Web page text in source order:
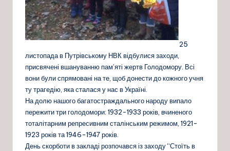
25
листопада в Путрівському НВК відбулися заходи,
присвячені вшануванню пам’яті жертв Голодомору. Всі
вони були спрямовані на те, щоб донести до кожного учня
ту трагедію, яка сталася у нас в Україні.
На долю нашого багатостраждального народу випало
пережити три голодомори: 1932-1933 років, вчиненого
тоталітарним репресивним сталінським режимом, 1921-
1923 років та 1946-1947 років.
День скорботи в закладі розпочався із заходу “Стоїть в